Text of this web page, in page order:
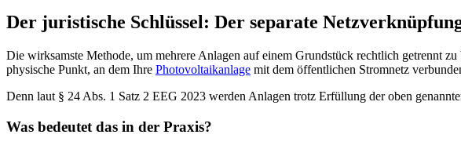
Der juristische Schlüssel: Der separate
Die wirksamste Methode, um mehrere Anlagen auf einem Grundstück rechtlich getrennt
physische Punkt, an dem Ihre Photovoltaikanlage mit dem öffentlichen Stromnetz
Denn laut § 24 Abs. 1 Satz 2 EEG 2023 werden Anlagen trotz Erfüllung der oben
Was bedeutet das in der Praxis?